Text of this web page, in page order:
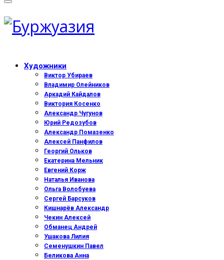
Художники
Виктор Убираев
Владимир Олейников
Аркадий Кайдалов
Виктория Косенко
Александр Чугунов
Юрий Редозубов
Александр Помазенко
Алексей Панфилов
Георгий Ольков
Екатерина Мельник
Евгений Корж
Наталья Иванова
Ольга Волобуева
Сергей Барсуков
Кишнарёв Александр
Чекин Алексей
Обманец Андрей
Ушакова Лилия
Семенушкин Павел
Беликова Анна